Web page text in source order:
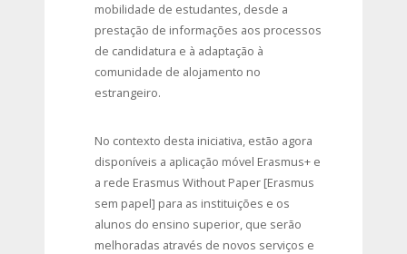
mobilidade de estudantes, desde a
prestação de informações aos processos
de candidatura e à adaptação à
comunidade de alojamento no
estrangeiro.
No contexto desta iniciativa, estão agora
disponíveis a aplicação móvel Erasmus+ e
a rede Erasmus Without Paper [Erasmus
sem papel] para as instituições e os
alunos do ensino superior, que serão
melhoradas através de novos serviços e